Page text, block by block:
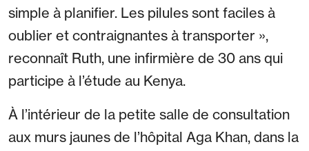
simple à planifier. Les pilules sont faciles à
oublier et contraignantes à transporter »,
reconnaît Ruth, une infirmière de 30 ans qui
participe à l’étude au Kenya.
À l’intérieur de la petite salle de consultation
aux murs jaunes de l’hôpital Aga Khan, dans la